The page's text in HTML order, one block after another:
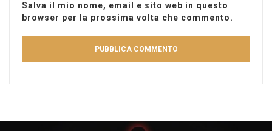
Salva il mio nome, email e sito web in questo
browser per la prossima volta che commento.